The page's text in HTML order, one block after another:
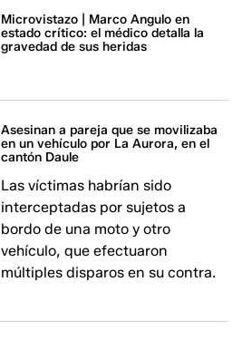
Microvistazo | Marco Angulo en
estado crítico: el médico detalla la
gravedad de sus heridas
Asesinan a pareja que se movilizaba
en un vehículo por La Aurora, en el
cantón Daule
Las víctimas habrían sido
interceptadas por sujetos a
bordo de una moto y otro
vehículo, que efectuaron
múltiples disparos en su contra.